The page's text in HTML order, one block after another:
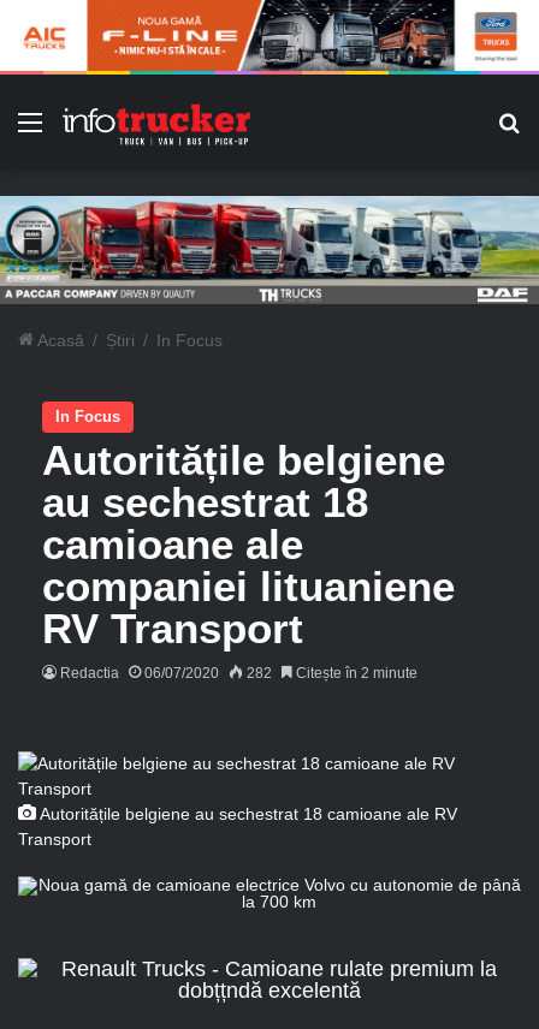
Meniu
Acasă / Știri / In Focus
In Focus
Autoritățile belgiene
au sechestrat 18
camioane ale
companiei lituaniene
RV Transport
Redactia 06/07/2020 282 Citește în 2 minute
Autoritățile belgiene au sechestrat 18 camioane ale RV
Transport